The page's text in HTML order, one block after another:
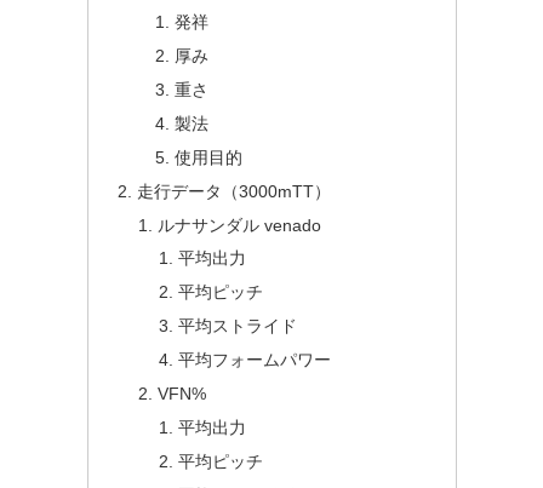
発祥
厚み
重さ
製法
使用目的
走行データ（3000mTT）
ルナサンダル venado
平均出力
平均ピッチ
平均ストライド
平均フォームパワー
VFN%
平均出力
平均ピッチ